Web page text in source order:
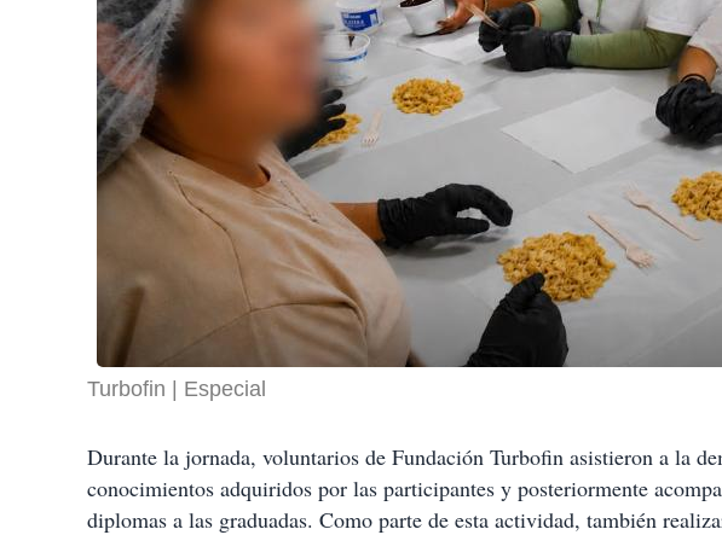
Turbofin Especial
Durante la jornada, voluntarios de Fundación Turbofin asistieron a la
conocimientos adquiridos por las participantes y posteriormente
diplomas a las graduadas. Como parte de esta actividad, también